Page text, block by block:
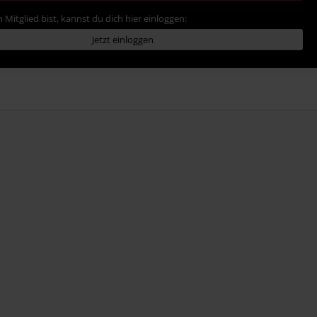
Mitglied bist, kannst du dich hier einloggen:
Jetzt einloggen